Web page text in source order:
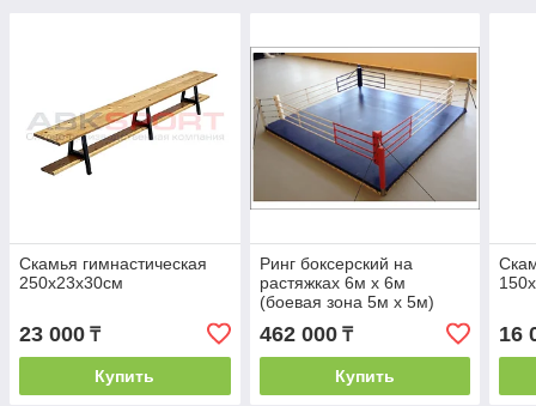
Скамья гимнастическая
250х23х30см
23 000 ₸
Купить
Ринг боксерский на
растяжках 6м х 6м
(боевая зона 5м х 5м)
462 000₸
Купить
16